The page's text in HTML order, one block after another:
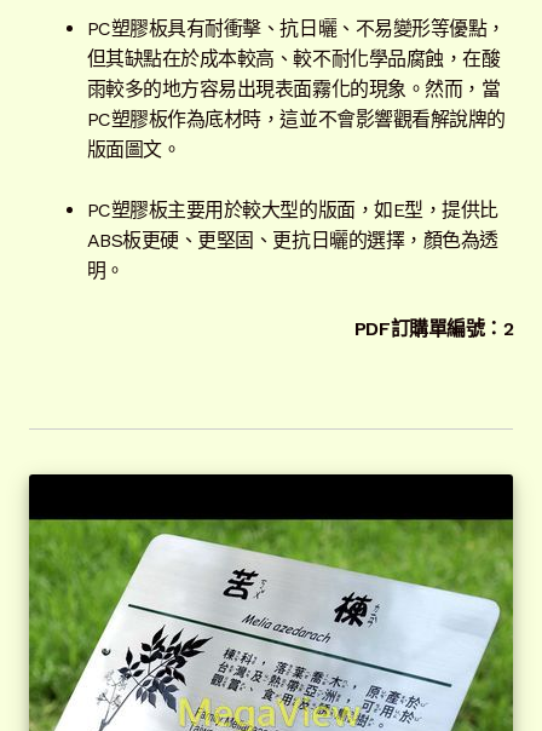
PC塑膠板具有耐衝擊、抗日曬、不易變形等優點，
但其缺點在於成本較高、較不耐化學品腐蝕，在酸
雨較多的地方容易出現表面霧化的現象。然而，當
PC塑膠板作為底材時，這並不會影響觀看解說牌的
版面圖文。
PC塑膠板主要用於較大型的版面，如E型，提供比
ABS板更硬、更堅固、更抗日曬的選擇，顏色為透
明。
PDF訂購單編號：2